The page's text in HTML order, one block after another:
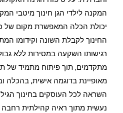
המקנה לילדי הגן חינוך מיטבי
יכולת הכלה המאפשרת מקום של
החינוך לקבלת השונה וקידומו
רגישותו השקעה במסירות ללא
מתקדמים, תוך פיתוח מתמיד של
מאופיינת בדוגמה אישית, בהכלה
השראה לכל העוסקים בחינוך
נעשית מתוך ראיה קהילתית רחבה